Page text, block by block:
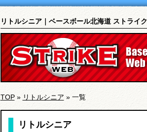
リトルシニア｜ベースボール北海道 ストライク
TOP » リトルシニア »一覧
リトルシニア